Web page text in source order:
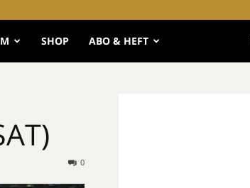
SHOP ABO & HEFT
0